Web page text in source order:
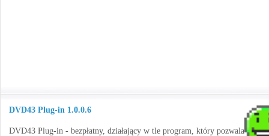
DVD43 Plug-in 1.0.0.6
DVD43 Plug-in - bezpłatny, działający w tle program, który pozwala